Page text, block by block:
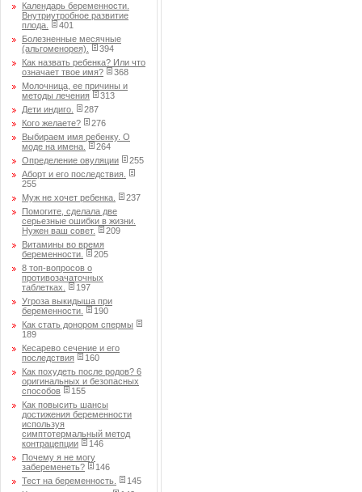
Календарь беременности.
Внутриутробное развитие
плода.
401
Болезненные месячные
(альгоменорея).
394
Как назвать ребенка? Или что
означает твое имя?
368
Молочница, ее причины и
методы лечения
313
Дети индиго.
287
Кого желаете?
276
Выбираем имя ребенку. О
моде на имена.
264
Определение овуляции
255
Аборт и его последствия.
255
Муж не хочет ребенка.
237
Помогите, сделала две
серьезные ошибки в жизни.
Нужен ваш совет.
209
Витамины во время
беременности.
205
8 топ-вопросов о
противозачаточных
таблетках.
197
Угроза выкидыша при
беременности.
190
Как стать донором спермы
189
Кесарево сечение и его
последствия
160
Как похудеть после родов? 6
оригинальных и безопасных
способов
155
Как повысить шансы
достижения беременности
используя
симптотермальный метод
контрацепции
146
Почему я не могу
забеременеть?
146
Тест на беременность.
145